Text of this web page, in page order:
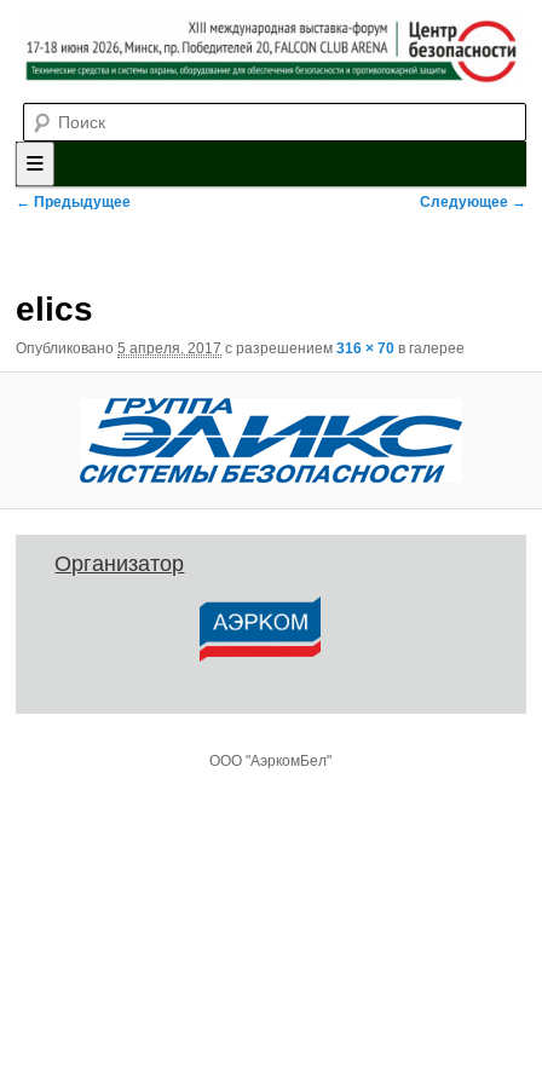
XII международная выставка-
форум «Центр безопасности»
систем охраны, оборудования для обеспечения безопасности и
противопожарной защиты. 4-5 июня 2025, Минск, пр. Победителей,
20
Главное меню
Перейти к основному содержимому
Перейти к дополнительному содержимому
Навигация по изображениям
← Предыдущее Следующее →
elics
Опубликовано 5 апреля, 2017 с разрешением 316 × 70 в галерее
Организатор
ООО "АэркомБел"